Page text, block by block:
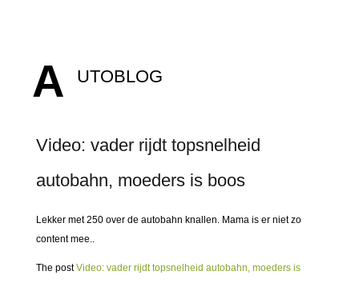
A UTOBLOG
Video: vader rijdt topsnelheid
autobahn, moeders is boos
Lekker met 250 over de autobahn knallen. Mama is er niet zo
content mee..
The postVideo: vader rijdt topsnelheid autobahn, moeders is